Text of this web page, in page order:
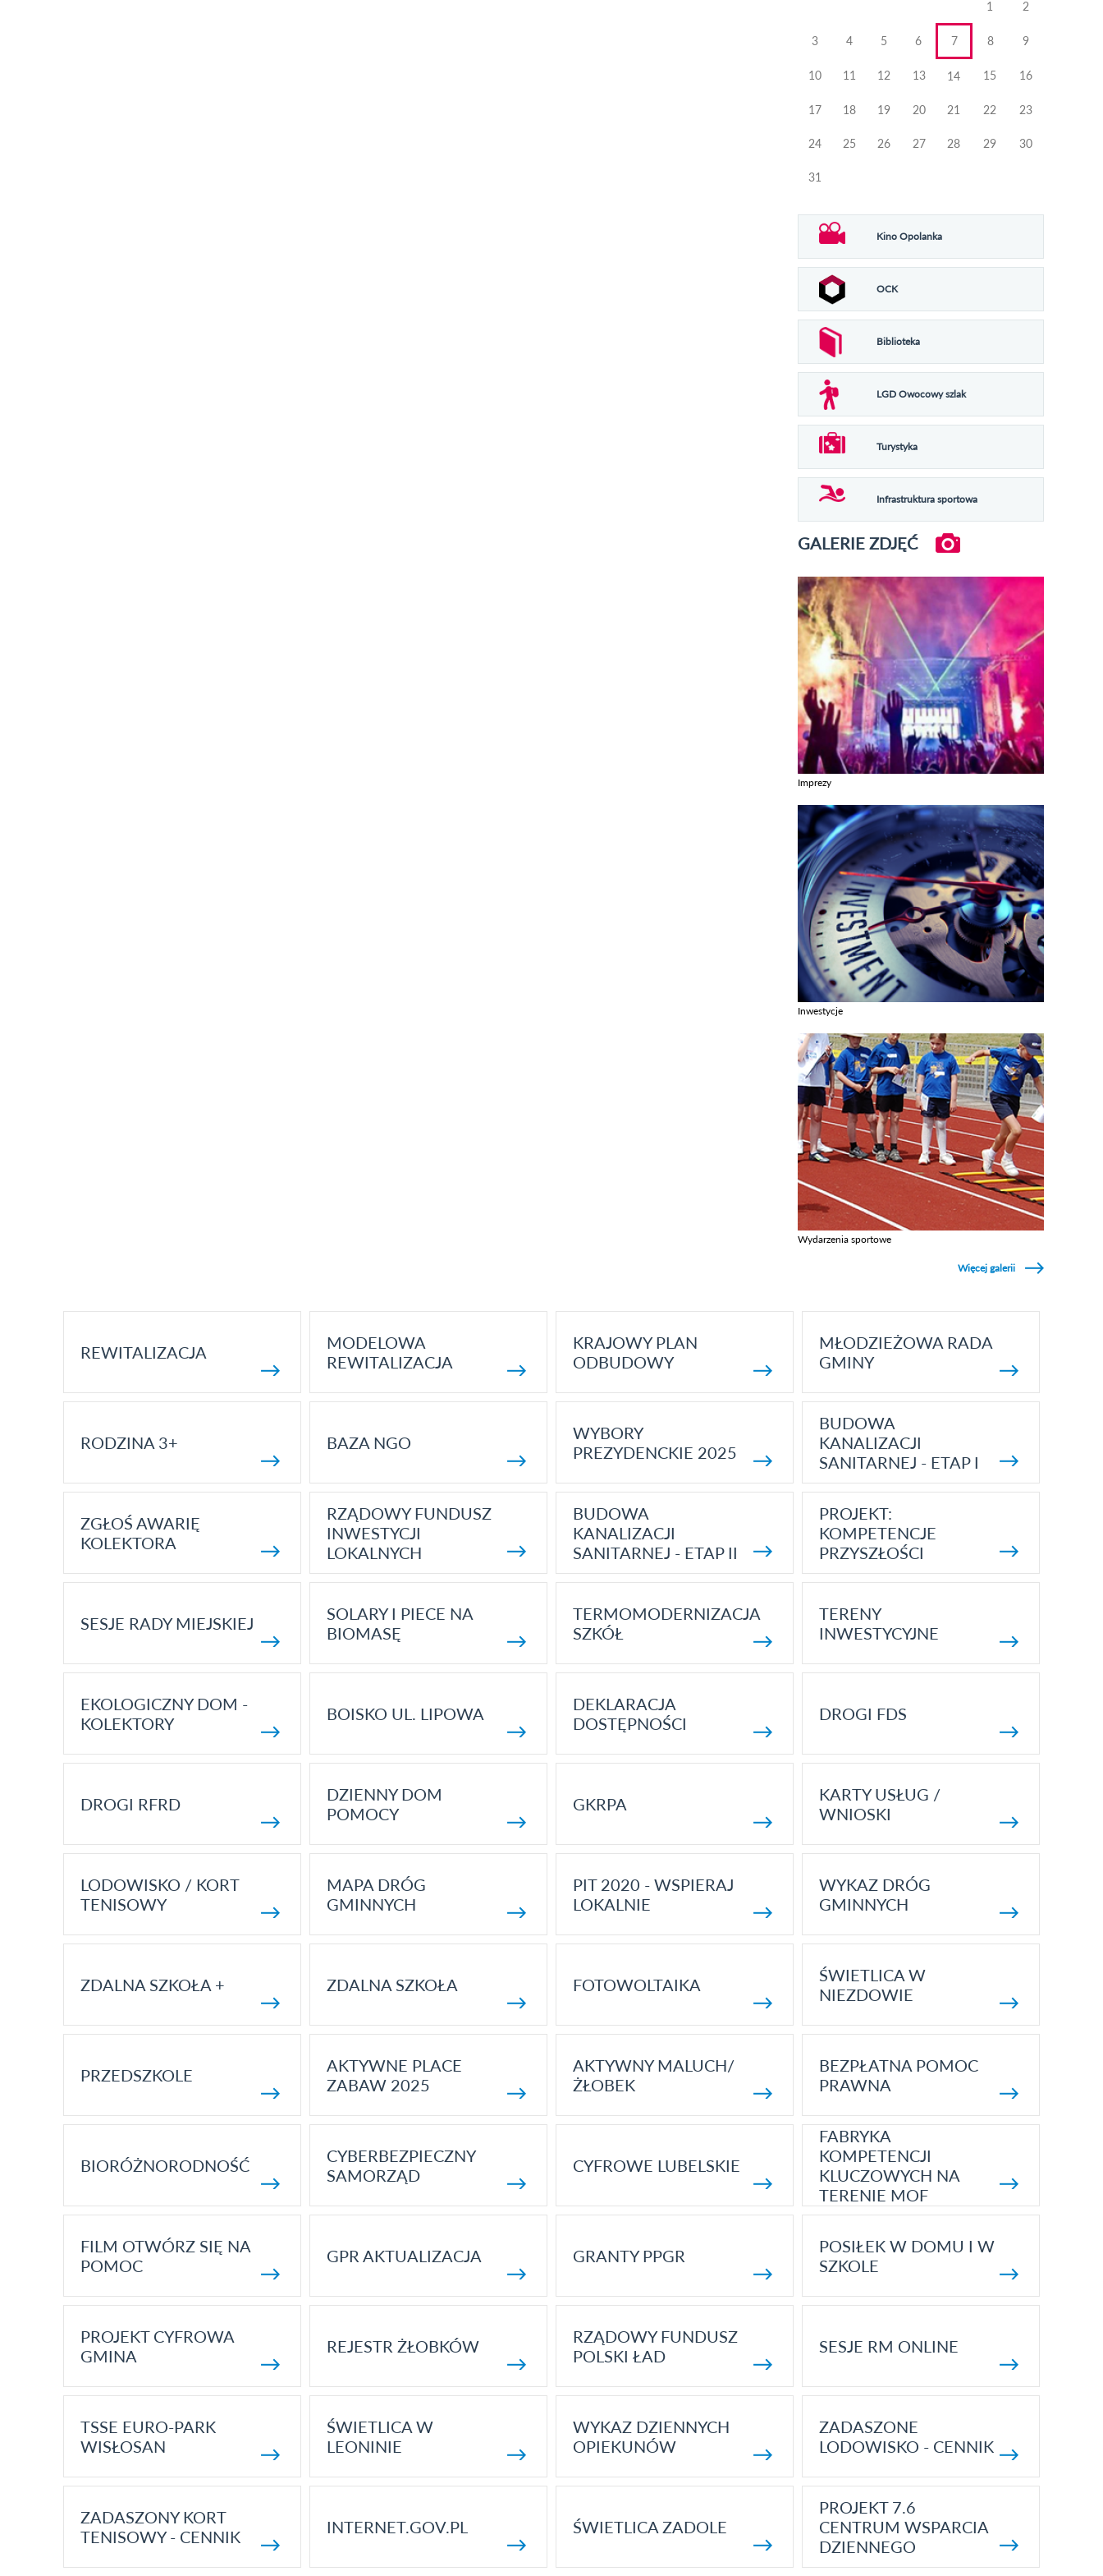
1 2
3 4 5 6 7 8 9
10 11 12 13 14 15 16
17 18 19 20 21 22 23
24 25 26 27 28 29 30
31
Kino Opolanka
OCK
Biblioteka
LGD Owocowy szlak
Turystyka
Infrastruktura sportowa
GALERIE ZDJĘĆ
Imprezy
Inwestycje
Wydarzenia sportowe
Więcej galerii
REWITALIZACJA
MODELOWA
REWITALIZACJA
KRAJOWY PLAN
ODBUDOWY
MŁODZIEŻOWA RADA
GMINY
RODZINA 3+ BAZA NGO
WYBORY
PREZYDENCKIE 2025
BUDOWA
KANALIZACJI
SANITARNEJ - ETAP I
ZGŁOŚ AWARIĘ
KOLEKTORA
RZĄDOWY FUNDUSZ
INWESTYCJI
LOKALNYCH
BUDOWA
KANALIZACJI
SANITARNEJ - ETAP II
PROJEKT:
KOMPETENCJE
PRZYSZŁOŚCI
SESJE RADY MIEJSKIEJ
SOLARY I PIECE NA
BIOMASĘ
TERMOMODERNIZACJA
SZKÓŁ
TERENY
INWESTYCYJNE
EKOLOGICZNY DOM -
KOLEKTORY
BOISKO UL. LIPOWA
DEKLARACJA
DOSTĘPNOŚCI
DROGI FDS
DROGI RFRD
DZIENNY DOM
POMOCY
GKRPA
KARTY USŁUG /
WNIOSKI
LODOWISKO / KORT
TENISOWY
MAPA DRÓG
GMINNYCH
PIT 2020 - WSPIERAJ
LOKALNIE
WYKAZ DRÓG
GMINNYCH
ZDALNA SZKOŁA + ZDALNA SZKOŁA FOTOWOLTAIKA
ŚWIETLICA W
NIEZDOWIE
PRZEDSZKOLE
AKTYWNE PLACE
ZABAW 2025
AKTYWNY MALUCH/
ŻŁOBEK
BEZPŁATNA POMOC
PRAWNA
BIORÓŻNORODNOŚĆ
CYBERBEZPIECZNY
SAMORZĄD
CYFROWE LUBELSKIE
FABRYKA
KOMPETENCJI
KLUCZOWYCH NA
TERENIE MOF
FILM OTWÓRZ SIĘ NA
POMOC
GPR AKTUALIZACJA GRANTY PPGR
POSIŁEK W DOMU I W
SZKOLE
PROJEKT CYFROWA
GMINA
REJESTR ŻŁOBKÓW
RZĄDOWY FUNDUSZ
POLSKI ŁAD
SESJE RM ONLINE
TSSE EURO-PARK
WISŁOSAN
ŚWIETLICA W
LEONINIE
WYKAZ DZIENNYCH
OPIEKUNÓW
ZADASZONE
LODOWISKO - CENNIK
ZADASZONY KORT
TENISOWY - CENNIK
INTERNET.GOV.PL ŚWIETLICA ZADOLE
PROJEKT 7.6
CENTRUM WSPARCIA
DZIENNEGO